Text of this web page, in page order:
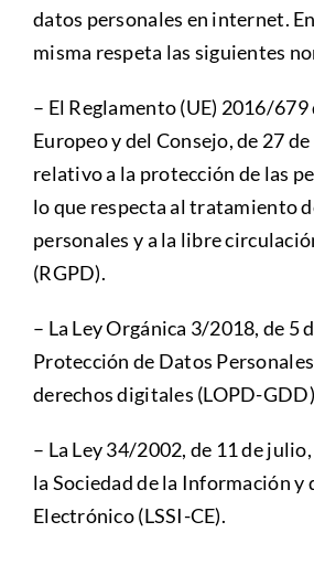
datos personales en internet.
misma respeta las siguientes
– El Reglamento (UE) 2016/
Europeo y del Consejo, de 27
relativo a la protección de las
lo que respecta al tratamiento
personales y a la libre
(RGPD).
– La Ley Orgánica 3/2018, de 5
Protección de Datos
derechos digitales (LOPD-
– La Ley 34/2002, de 11 de
la Sociedad de la Información y
Electrónico (LSSI-CE).